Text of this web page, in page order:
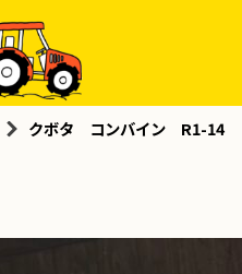
クボタ コンバイン R1-14